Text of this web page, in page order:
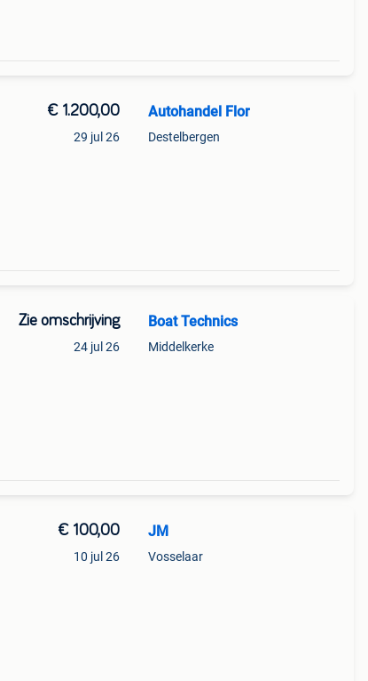
€ 1.200,00
29 jul 26
Autohandel Flor
Destelbergen
Zie omschrijving
24 jul 26
Boat Technics
Middelkerke
€ 100,00
10 jul 26
JM
Vosselaar